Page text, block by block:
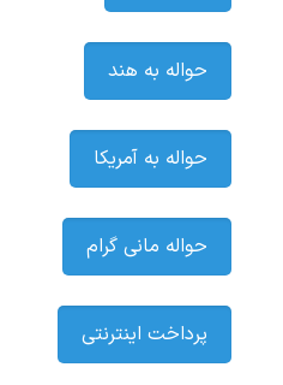
حواله به هند
حواله به آمریکا
حواله مانی گرام
پرداخت اینترنتی